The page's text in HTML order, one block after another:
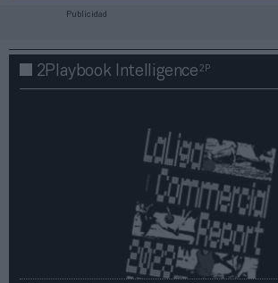
Publicidad
2Playbook Intelligence2P